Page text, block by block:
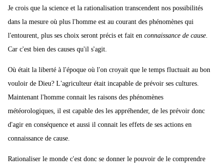
Je crois que la science et la rationalisation transcendent nos possibilités
dans la mesure où plus l'homme est au courant des phénomènes qui
l'entourent, plus ses choix seront précis et fait en connaissance de cause.
Car c'est bien des causes qu'il s'agit.
Où était la liberté à l'époque où l'on croyait que le temps fluctuait au bon
vouloir de Dieu? L'agriculteur était incapable de prévoir ses cultures.
Maintenant l'homme connait les raisons des phénomènes
météorologiques, il est capable des les appréhender, de les prévoir donc
d'agir en conséquence et aussi il connait les effets de ses actions en
connaissance de cause.
Rationaliser le monde c'est donc se donner le pouvoir de le comprendre